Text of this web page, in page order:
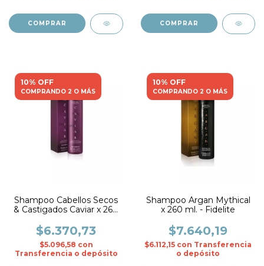
10% OFF
COMPRANDO 2 O MÁS
Shampoo Cabellos Secos
& Castigados Caviar x 260
$6.370,73
$5.096,58 con
Transferencia o depósito
10% OFF
COMPRANDO 2 O MÁS
Shampoo Argan Mythical
x 260 ml. - Fidelite
$7.640,19
$6.112,15 con Transferencia
o depósito